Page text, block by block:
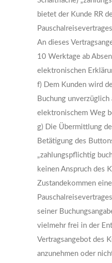
bietet der Kunde RR
An dieses
10 Werktage ab
elektronischen
f) Dem Kunden wird
Buchung unverzüglich
elektronischem Weg
g) Die Übermittlung
Betätigung des
„zahlungspflichtig
keinen Anspruch des
Zustandekommen
seiner
vielmehr frei in der
Vertragsangebot des
anzunehmen oder